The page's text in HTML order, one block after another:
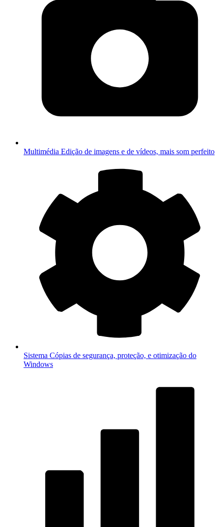
Multimédia Edição de imagens e de vídeos, mais som perfeito
Sistema Cópias de segurança, proteção, e otimização do
Windows